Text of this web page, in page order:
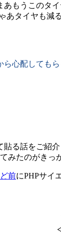
もうこのタ
タイヤも減
心配してもら
る話をご紹
みたのがきっ
前にPHPサイ